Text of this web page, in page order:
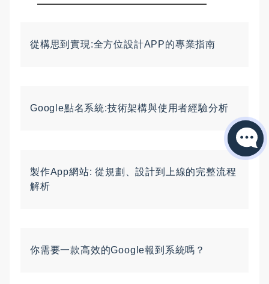
從構思到實現:全方位設計APP的專業指南
Google點名系統:技術架構與使用者經驗分析
製作App網站: 從規劃、設計到上線的完整流程
解析
你需要一款高效的Google報到系統嗎？